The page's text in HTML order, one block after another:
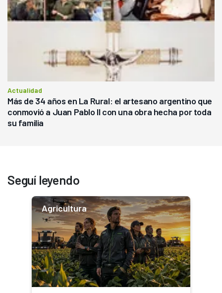
Actualidad
Más de 34 años en La Rural: el artesano argentino que
conmovió a Juan Pablo II con una obra hecha por toda
su familia
Seguí leyendo
Agricultura